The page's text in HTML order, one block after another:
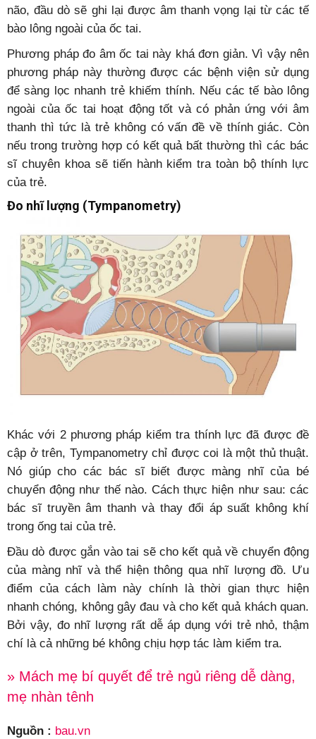
não, đầu dò sẽ ghi lại được âm thanh vọng lại từ các tế
bào lông ngoài của ốc tai.
Phương pháp đo âm ốc tai này khá đơn giản. Vì vậy nên
phương pháp này thường được các bệnh viện sử dụng
để sàng lọc nhanh trẻ khiếm thính. Nếu các tế bào lông
ngoài của ốc tai hoạt động tốt và có phản ứng với âm
thanh thì tức là trẻ không có vấn đề về thính giác. Còn
nếu trong trường hợp có kết quả bất thường thì các bác
sĩ chuyên khoa sẽ tiến hành kiểm tra toàn bộ thính lực
của trẻ.
Đo nhĩ lượng (Tympanometry)
Khác với 2 phương pháp kiểm tra thính lực đã được đề
cập ở trên, Tympanometry chỉ được coi là một thủ thuật.
Nó giúp cho các bác sĩ biết được màng nhĩ của bé
chuyển động như thế nào. Cách thực hiện như sau: các
bác sĩ truyền âm thanh và thay đổi áp suất không khí
trong ống tai của trẻ.
Đầu dò được gắn vào tai sẽ cho kết quả về chuyển động
của màng nhĩ và thể hiện thông qua nhĩ lượng đồ. Ưu
điểm của cách làm này chính là thời gian thực hiện
nhanh chóng, không gây đau và cho kết quả khách quan.
Bởi vậy, đo nhĩ lượng rất dễ áp dụng với trẻ nhỏ, thậm
chí là cả những bé không chịu hợp tác làm kiểm tra.
» Mách mẹ bí quyết để trẻ ngủ riêng dễ dàng,
mẹ nhàn tênh
Nguồn : bau.vn